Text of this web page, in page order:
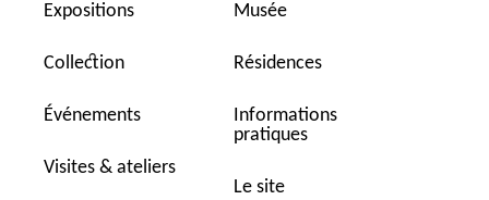
Expositions
Collection
Événements
Visites & ateliers
Musée
Résidences
Informations
pratiques
Le site